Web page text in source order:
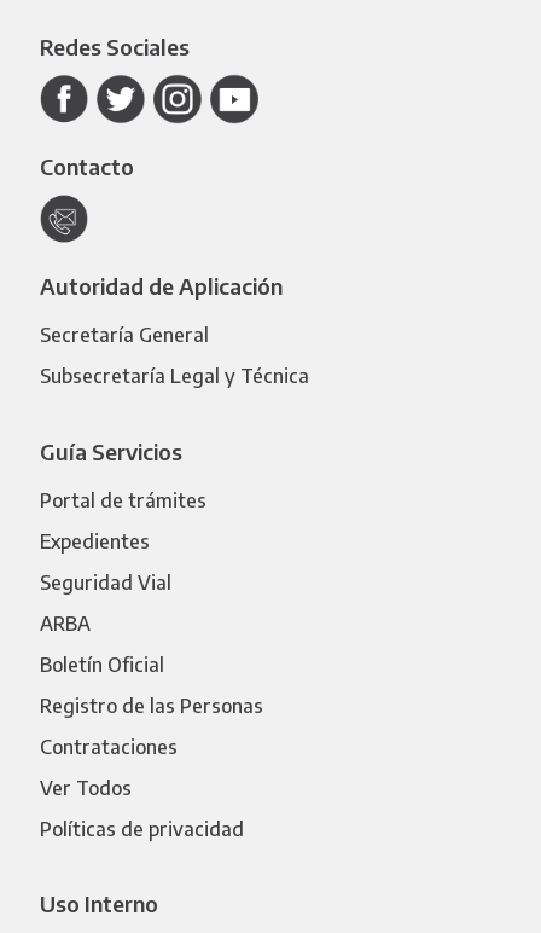
Redes Sociales
Contacto
Autoridad de Aplicación
Secretaría General
Subsecretaría Legal y Técnica
Guía Servicios
Portal de trámites
Expedientes
Seguridad Vial
ARBA
Boletín Oficial
Registro de las Personas
Contrataciones
Ver Todos
Políticas de privacidad
Uso Interno